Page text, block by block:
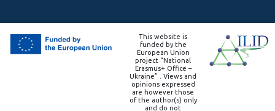
This website is
funded by the
European Union
project “National
Erasmus+ Office –
Ukraine” . Views and
opinions expressed
are however those
of the author(s) only
and do not